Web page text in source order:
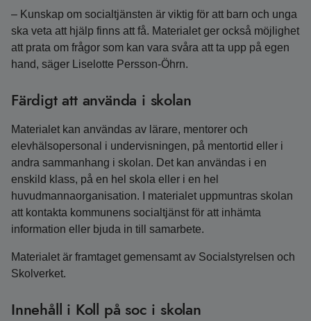
– Kunskap om socialtjänsten är viktig för att barn och unga
ska veta att hjälp finns att få. Materialet ger också möjlighet
att prata om frågor som kan vara svåra att ta upp på egen
hand, säger Liselotte Persson-Öhrn.
Färdigt att använda i skolan
Materialet kan användas av lärare, mentorer och
elevhälsopersonal i undervisningen, på mentortid eller i
andra sammanhang i skolan. Det kan användas i en
enskild klass, på en hel skola eller i en hel
huvudmannaorganisation. I materialet uppmuntras skolan
att kontakta kommunens socialtjänst för att inhämta
information eller bjuda in till samarbete.
Materialet är framtaget gemensamt av Socialstyrelsen och
Skolverket.
Innehåll i Koll på soc i skolan